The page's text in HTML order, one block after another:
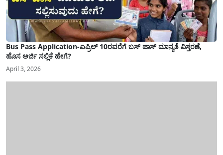
Bus Pass Application-ಏಪ್ರಿಲ್ 10ರವರೆಗೆ ಬಸ್ ಪಾಸ್ ಮಾನ್ಯತೆ ವಿಸ್ತರಣೆ,
ಹೊಸ ಅರ್ಜಿ ಸಲ್ಲಿಕೆ ಹೇಗೆ?
April 3, 2026